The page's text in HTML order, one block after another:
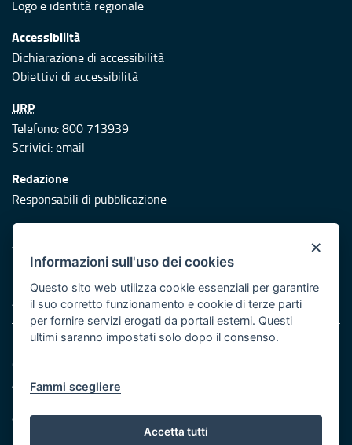
Logo e identità regionale
Accessibilità
Dichiarazione di accessibilità
Obiettivi di accessibilità
URP
Telefono: 800 713939
Scrivici:email
Redazione
Responsabili di pubblicazione
Protezione civile
Vai al sito di Protezione Civile Puglia
Iniziativa finanziata con risorse del POR Puglia 2014/2020 -
Asse XI
Note legali
Cookie e privacy
Atti di notifica
Servizi Intranet
×
Informazioni sull'uso dei cookies
Questo sito web utilizza cookie essenziali per garantire
il suo corretto funzionamento e cookie di terze parti
per fornire servizi erogati da portali esterni. Questi
ultimi saranno impostati solo dopo il consenso.
Fammi scegliere
Accetta tutti